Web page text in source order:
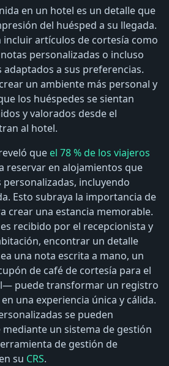
en un hotel es un detalle que
del huésped a su llegada.
incluir artículos de cortesía como
personalizadas o incluso
a sus preferencias.
un ambiente más personal y
los huéspedes se sientan
y valorados desde el
al hotel.
que el 78 % de los viajeros
reservar en alojamientos que
incluyendo
Esto subraya la importancia de
crear una estancia memorable.
recibido por el recepcionista y
encontrar un detalle
una nota escrita a mano, un
de café de cortesía para el
puede transformar un registro
una experiencia única y cálida.
se pueden
un sistema de gestión
de gestión de
su CRS.